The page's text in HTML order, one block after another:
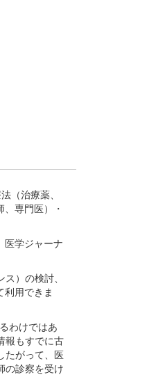
（治療薬、
専門医）・
医学ジャーナ
）の検討、
用できま
わけではあ
報もすでに古
たがって、医
の診察を受け